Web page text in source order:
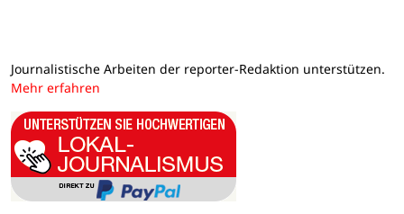
Journalistische Arbeiten der reporter-Redaktion unterstützen.
Mehr erfahren